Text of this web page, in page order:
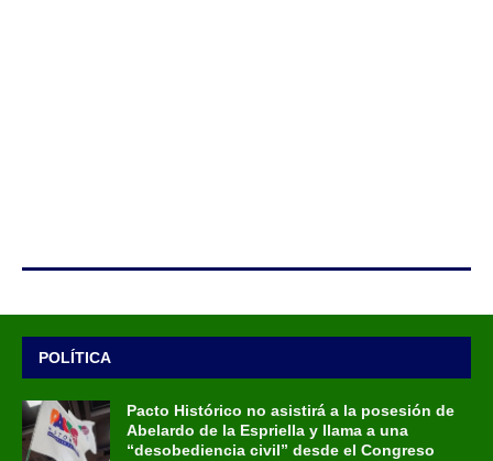
POLÍTICA
Pacto Histórico no asistirá a la posesión de
Abelardo de la Espriella y llama a una
“desobediencia civil” desde el Congreso